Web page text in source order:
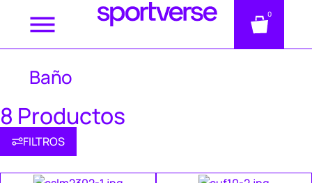
0
Baño
8 Productos
FILTROS